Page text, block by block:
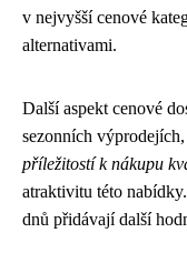
v nejvyšší cenové
alternativami.
Další aspekt cenové
sezonních
příležitostí k nákupu
atraktivitu této
dnů přidávají další